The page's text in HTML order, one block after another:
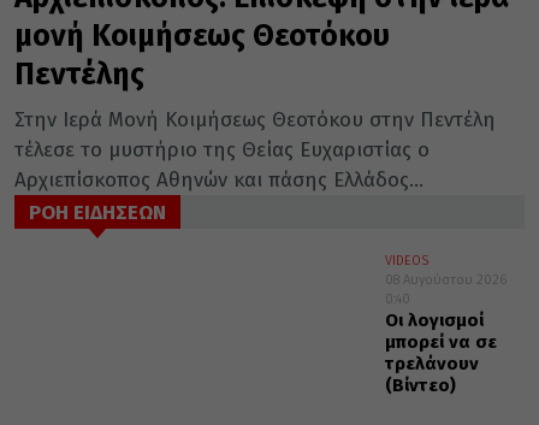
μονή Κοιμήσεως Θεοτόκου
Πεντέλης
Στην Ιερά Μονή Κοιμήσεως Θεοτόκου στην Πεντέλη
τέλεσε το μυστήριο της Θείας Ευχαριστίας ο
Αρχιεπίσκοπος Αθηνών και πάσης Ελλάδος...
ΡΟΗ ΕΙΔΗΣΕΩΝ
VIDEOS
08 Αυγούστου 2026
0:40
Οι λογισμοί
μπορεί να σε
τρελάνουν
(Βίντεο)